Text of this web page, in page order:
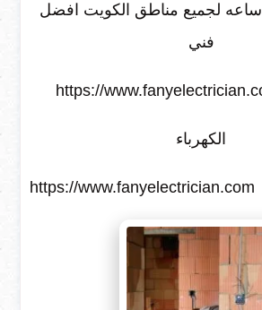
على مدار ال٢٤ساعه لجميع مناطق الكويت افضل
فني
الكهرباء
https://www.fanyelectrician.com